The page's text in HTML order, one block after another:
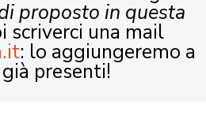
proposto in questa
scriverci una mail
: lo aggiungeremo a
presenti!